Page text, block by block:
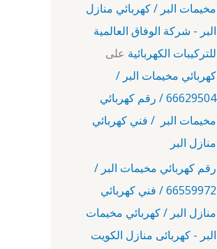
مخيمات البر / كهربائي منازل
البر - شركة الوفاق العالمية
للتركيبات الكهربائية على
كهربائي مخيمات البر /
66629504 / رقم كهربائي
مخيمات البر / فني كهربائي
منازل البر
رقم كهربائي مخيمات البر /
66559972 / فني كهربائي
منازل البر / كهربائي مخيمات
البر - كهربائى منازل الكويت